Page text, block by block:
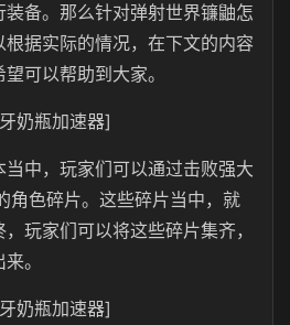
备。那么针对弹射世界镰鼬怎
据实际的情况，在下文的内容
可以帮助到大家。
奶瓶加速器]
中，玩家们可以通过击败强大
角色碎片。这些碎片当中，就
玩家们可以将这些碎片集齐，
。
奶瓶加速器]